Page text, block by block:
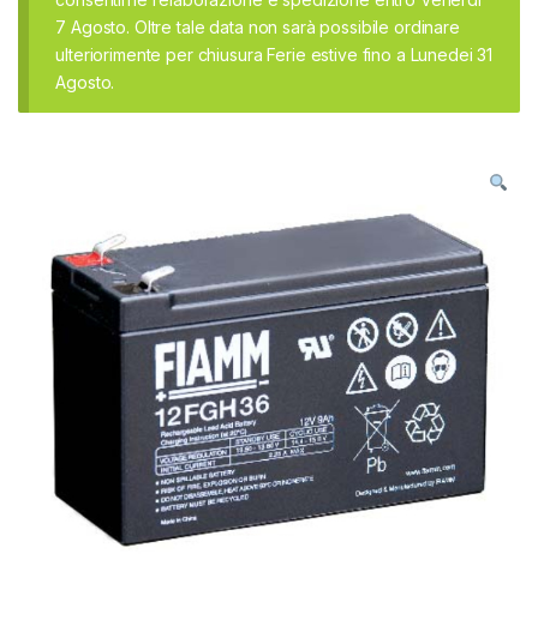
7 Agosto. Oltre tale data non sarà possibile ordinare
ulteriorimente per chiusura Ferie estive fino a Lunedei 31
Agosto.